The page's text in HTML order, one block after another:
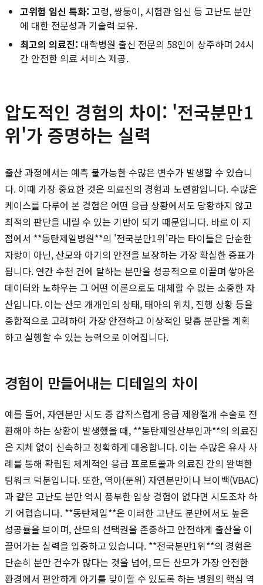
고위험 임신 특화: 고령, 쌍둥이, 시험관 임신 등 고난도 분만
에 대한 전문성과 기술력 보유.
최고의 의료진: 대학병원 출신 전문의 58인이 상주하며 24시
간 안전한 의료 서비스 제공.
압도적인 경험의 차이: '전국분만1
위'가 증명하는 실력
출산 과정에서는 예측 불가능한 수많은 변수가 발생할 수 있습니
다. 이때 가장 중요한 것은 의료진의 경험과 노련함입니다. 수많은
케이스를 다루어 본 경험은 어떤 응급 상황에서도 당황하지 않고
최적의 판단을 내릴 수 있는 기반이 되기 때문입니다. 바로 이 지
점에서 **동탄제일병원**의 '전국분만1위'라는 타이틀은 단순한
자랑이 아닌, 산모와 아기의 안전을 보장하는 가장 확실한 증표가
됩니다. 연간 수천 건에 달하는 분만을 성공적으로 이끌며 쌓아온
데이터와 노하우는 그 어떤 이론으로도 대체할 수 없는 소중한 자
산입니다. 이는 산모 개개인의 상태, 태아의 위치, 진행 상황 등을
종합적으로 고려하여 가장 안전하고 이상적인 맞춤 분만을 계획
하고 실행할 수 있는 능력으로 이어집니다.
경험이 만들어내는 디테일의 차이
예를 들어, 자연분만 시도 중 갑작스럽게 응급 제왕절개 수술로 전
환해야 하는 상황이 발생했을 때, **동탄제일산부인과**의 의료진
은 지체 없이 신속하고 정확하게 대응합니다. 이는 수많은 유사 사
례를 통해 확립된 체계적인 응급 프로토콜과 의료진 간의 완벽한
팀워크 덕분입니다. 또한, 역아(둔위) 자연분만이나 브이백(VBAC)
과 같은 고난도 분만 역시 풍부한 임상 경험이 없다면 시도조차 하
기 어렵습니다. **동탄제일**은 이러한 고난도 분만에서도 높은
성공률을 보이며, 산모의 선택권을 존중하고 안전하게 출산을 이
끌어가는 실력을 입증하고 있습니다. **전국분만1위**의 경험은
단순히 분만 건수가 많다는 것을 넘어, 모든 산모가 가장 안전한
환경에서 편안하게 아기를 맞이할 수 있도록 하는 병원의 핵심 역